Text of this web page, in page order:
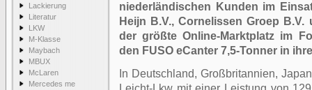
Lackierung
Literatur
LKW
M-Klasse
Maybach
MBUX
McLaren
Mercedes me
niederländischen Kunden im
Heijn B.V., Cornelissen Groep
der größte Online-Marktplatz im
den FUSO eCanter 7,5-Tonner in
In Deutschland, Großbritannien,